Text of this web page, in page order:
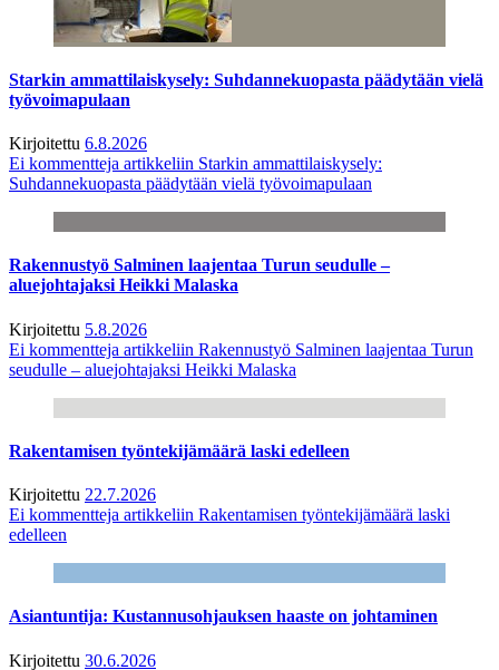
Starkin ammattilaiskysely: Suhdannekuopasta päädytään vielä
työvoimapulaan
Kirjoitettu 6.8.2026
Ei kommentteja artikkeliin Starkin ammattilaiskysely:
Suhdannekuopasta päädytään vielä työvoimapulaan
Rakennustyö Salminen laajentaa Turun seudulle –
aluejohtajaksi Heikki Malaska
Kirjoitettu 5.8.2026
Ei kommentteja artikkeliin Rakennustyö Salminen laajentaa Turun
seudulle – aluejohtajaksi Heikki Malaska
Rakentamisen työntekijämäärä laski edelleen
Kirjoitettu 22.7.2026
Ei kommentteja artikkeliin Rakentamisen työntekijämäärä laski
edelleen
Asiantuntija: Kustannusohjauksen haaste on johtaminen
Kirjoitettu 30.6.2026